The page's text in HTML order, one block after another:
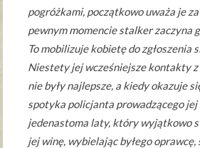
pogróżkami, początkowo uważa je
pewnym momencie stalker zaczyna
To mobilizuje kobietę do zgłoszenia
Niestety jej wcześniejsze kontakty z
nie były najlepsze, a kiedy okazuje
spotyka policjanta prowadzącego
jedenastoma laty, który wyjątkowo
jej winę, wybielając byłego